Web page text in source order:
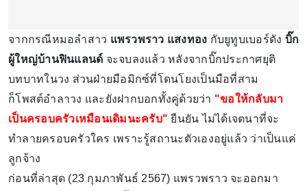
จากกรณีหมอลำสาว แพรวพราว แสงทอง กับยูทูบเบอร์ดัง บิ๊ก
ผู้ใหญ่บ้านฟินแลนด์ จะจบลงแล้ว หลังจากบิ๊กประกาศยุติ
บทบาทในวง ส่วนฝ่ายมือมิกซ์ที่โดนโยงเป็นมือที่สาม
ก็โพสต์อำลาวง และยังฝากบอกทั้งคู่ด้วยว่า "ขอให้กลับมา
เป็นครอบครัวเหมือนเดิมนะครับ" ยืนยัน ไม่ได้เจตนาที่จะ
ทำลายครอบครัวใคร เพราะรู้สถานะตัวเองอยู่แล้ว ว่าเป็นแค่
ลูกจ้าง
ก่อนที่ล่าสุด (23 กุมภาพันธ์ 2567) แพรวพราว จะออกมา